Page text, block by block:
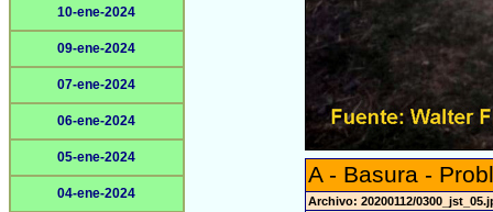
10-ene-2024
09-ene-2024
07-ene-2024
06-ene-2024
05-ene-2024
04-ene-2024
A - Basura -
Archivo: 20200112/